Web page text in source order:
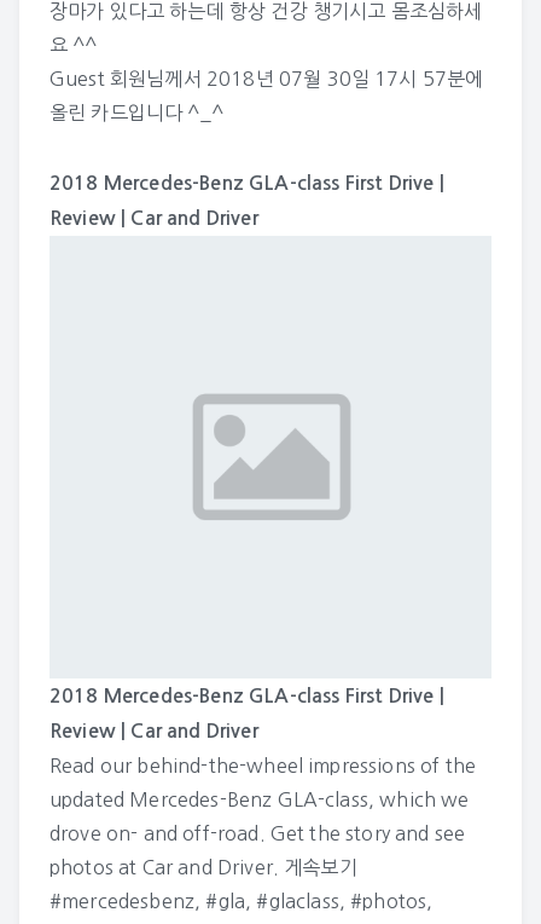
장마가 있다고 하는데 항상 건강 챙기시고 몸조심하세
요 ^^
Guest 회원님께서 2018년 07월 30일 17시 57분에
올린 카드입니다 ^_^
2018 Mercedes-Benz GLA-class First Drive |
Review | Car and Driver
2018 Mercedes-Benz GLA-class First Drive |
Review | Car and Driver
Read our behind-the-wheel impressions of the
updated Mercedes-Benz GLA-class, which we
drove on- and off-road. Get the story and see
photos at Car and Driver. 게속보기
#mercedesbenz
#gla #glaclass #photos